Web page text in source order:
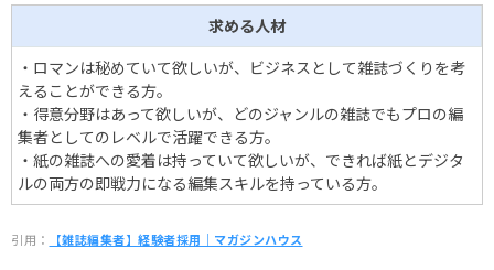
求める人材
・ロマンは秘めていて欲しいが、ビジネスとして雑誌づくりを考
えることができる方。
・得意分野はあって欲しいが、どのジャンルの雑誌でもプロの編
集者としてのレベルで活躍できる方。
・紙の雑誌への愛着は持っていて欲しいが、できれば紙とデジタ
ルの両方の即戦力になる編集スキルを持っている方。
引用： 【雑誌編集者】経験者採用｜マガジンハウス